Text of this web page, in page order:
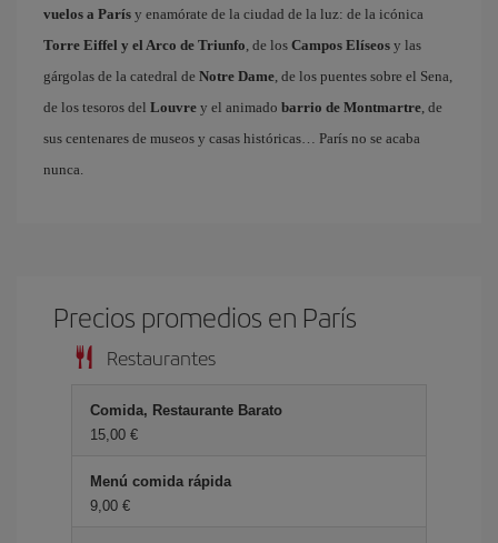
vuelos a París y enamórate de la ciudad de la luz: de la icónica
Torre Eiffel y el Arco de Triunfo, de los Campos Elíseos y las
gárgolas de la catedral de Notre Dame, de los puentes sobre el Sena,
de los tesoros del Louvre y el animado barrio de Montmartre, de
sus centenares de museos y casas históricas… París no se acaba
nunca.
Precios promedios en París
Restaurantes
Comida, Restaurante Barato
15,00 €
Menú comida rápida
9,00 €